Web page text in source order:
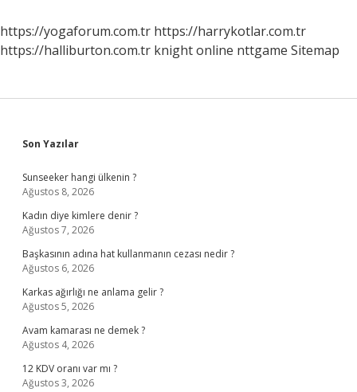
https://yogaforum.com.tr https://harrykotlar.com.tr
https://halliburton.com.tr knight online nttgame Sitemap
Sidebar
Son Yazılar
Sunseeker hangi ülkenin ?
Ağustos 8, 2026
Kadın diye kimlere denir ?
Ağustos 7, 2026
Başkasının adına hat kullanmanın cezası nedir ?
Ağustos 6, 2026
Karkas ağırlığı ne anlama gelir ?
Ağustos 5, 2026
Avam kamarası ne demek ?
Ağustos 4, 2026
12 KDV oranı var mı ?
Ağustos 3, 2026